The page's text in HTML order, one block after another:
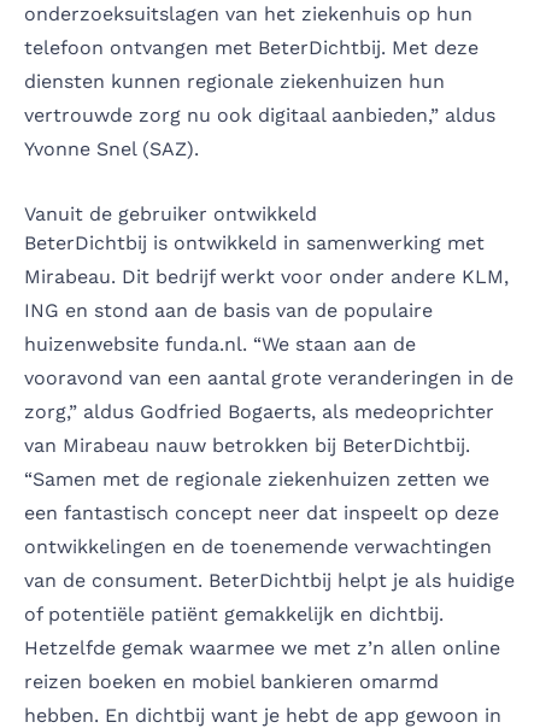
onderzoeksuitslagen van het ziekenhuis op hun
telefoon ontvangen met BeterDichtbij. Met deze
diensten kunnen regionale ziekenhuizen hun
vertrouwde zorg nu ook digitaal aanbieden,” aldus
Yvonne Snel (SAZ).
Vanuit de gebruiker ontwikkeld
BeterDichtbij is ontwikkeld in samenwerking met
Mirabeau. Dit bedrijf werkt voor onder andere KLM,
ING en stond aan de basis van de populaire
huizenwebsite funda.nl. “We staan aan de
vooravond van een aantal grote veranderingen in de
zorg,” aldus Godfried Bogaerts, als medeoprichter
van Mirabeau nauw betrokken bij BeterDichtbij.
“Samen met de regionale ziekenhuizen zetten we
een fantastisch concept neer dat inspeelt op deze
ontwikkelingen en de toenemende verwachtingen
van de consument. BeterDichtbij helpt je als huidige
of potentiële patiënt gemakkelijk en dichtbij.
Hetzelfde gemak waarmee we met z’n allen online
reizen boeken en mobiel bankieren omarmd
hebben. En dichtbij want je hebt de app gewoon in